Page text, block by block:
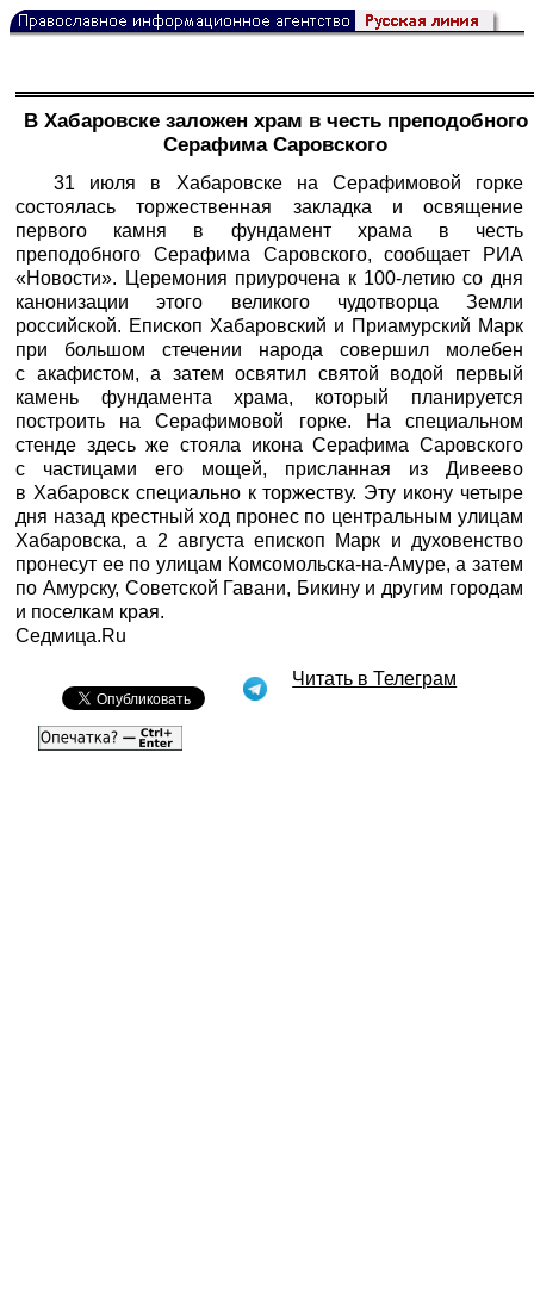
В Хабаровске заложен храм в честь преподобного
Серафима Саровского
31 июля в Хабаровске на Серафимовой горке
состоялась торжественная закладка и освящение
первого камня в фундамент храма в честь
преподобного Серафима Саровского, сообщает
РИА
«Новости». Церемония приурочена к 100-летию со дня
канонизации этого великого чудотворца Земли
российской. Епископ Хабаровский и Приамурский Марк
при большом стечении народа совершил молебен
с акафистом, а затем освятил святой водой первый
камень фундамента храма, который планируется
построить на Серафимовой горке. На специальном
стенде здесь же стояла икона Серафима Саровского
с частицами его мощей, присланная из Дивеево
в Хабаровск специально к торжеству. Эту икону четыре
дня назад крестный ход пронес по центральным улицам
Хабаровска, а 2 августа епископ Марк и духовенство
пронесут ее по улицам Комсомольска-на-Амуре, а затем
по Амурску, Советской Гавани, Бикину и другим городам
и поселкам края.
Седмица.Ru
Читать в Телеграм